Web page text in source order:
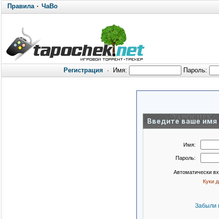
Правила· ЧаВо
Регистрация · Имя: Пароль:
Введите ваше имя
Имя:
Пароль:
Автоматически
Куки
Забыли